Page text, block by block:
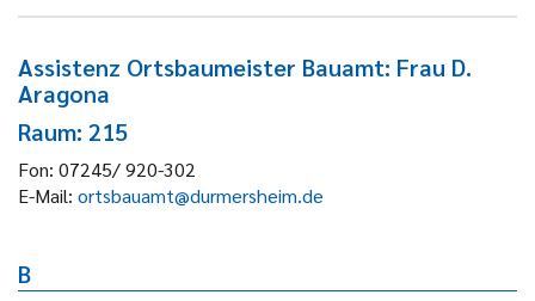
Assistenz Ortsbaumeister Bauamt: Frau D.
Aragona
Raum: 215
Fon: 07245/ 920-302
E-Mail: ortsbauamt@durmersheim.de
B